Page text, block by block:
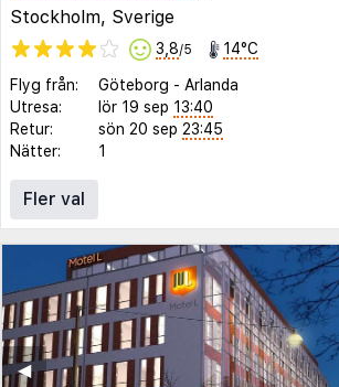
Stockholm, Sverige
3,8/5 14°C
Flyg från: Göteborg - Arlanda
Utresa:
lör 19 sep 13:40
Retur:
sön 20 sep 23:45
Nätter:
1
Fler val
◀︎